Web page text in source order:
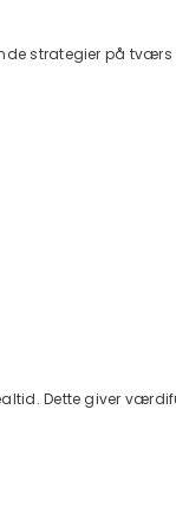
strategier på
Dette giver